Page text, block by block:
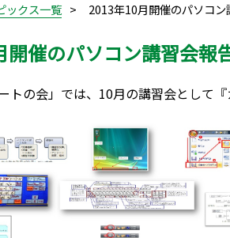
ックス一覧 2013年10月開催のパソコン
開催のパソコン講習会報
トの会」では、10月の講習会として